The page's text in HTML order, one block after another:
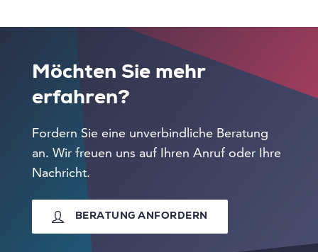
Möchten Sie mehr
erfahren?
Fordern Sie eine unverbindliche Beratung
an. Wir freuen uns auf Ihren Anruf oder Ihre
Nachricht.
BERATUNG ANFORDERN